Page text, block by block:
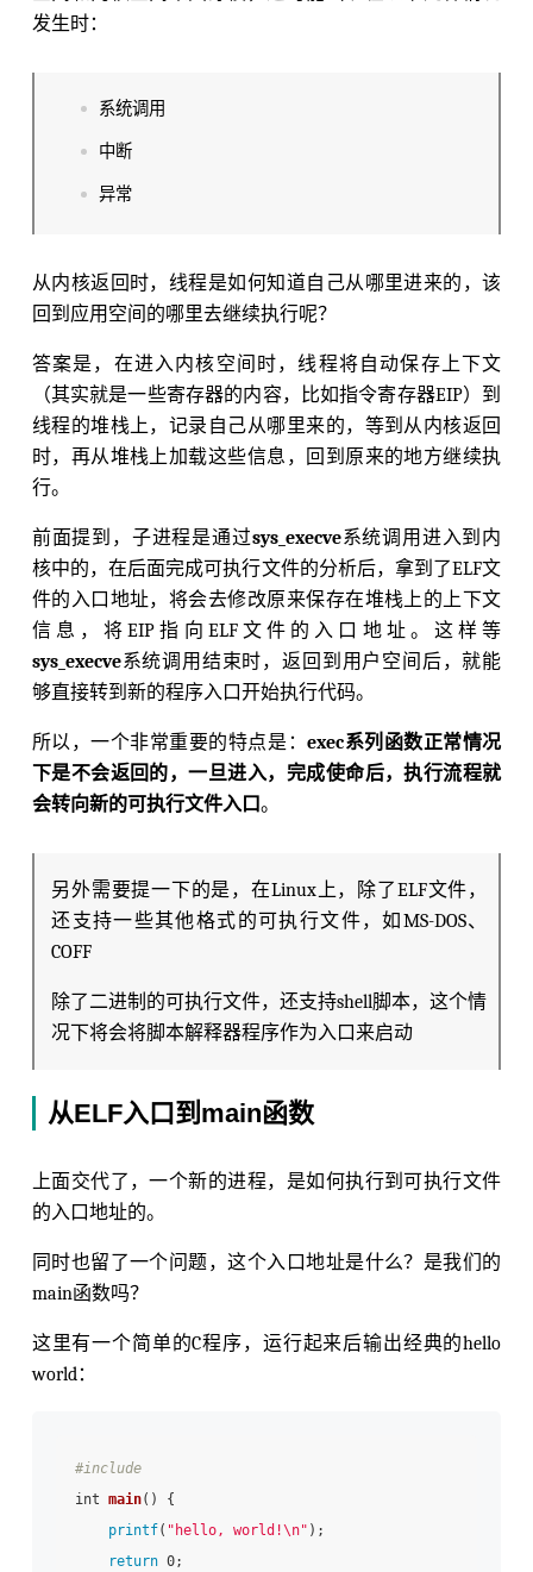
发生时：
系统调用
中断
异常
从内核返回时，线程是如何知道自己从哪里进来的，该
回到应用空间的哪里去继续执行呢？
答案是，在进入内核空间时，线程将自动保存上下文
（其实就是一些寄存器的内容，比如指令寄存器EIP）到
线程的堆栈上，记录自己从哪里来的，等到从内核返回
时，再从堆栈上加载这些信息，回到原来的地方继续执
行。
前面提到，子进程是通过sys_execve系统调用进入到内
核中的，在后面完成可执行文件的分析后，拿到了ELF文
件的入口地址，将会去修改原来保存在堆栈上的上下文
信息，将EIP指向ELF文件的入口地址。这样等
sys_execve系统调用结束时，返回到用户空间后，就能
够直接转到新的程序入口开始执行代码。
所以，一个非常重要的特点是：exec系列函数正常情况
下是不会返回的，一旦进入，完成使命后，执行流程就
会转向新的可执行文件入口。
另外需要提一下的是，在Linux上，除了ELF文件，
还支持一些其他格式的可执行文件，如MS-DOS、
COFF
除了二进制的可执行文件，还支持shell脚本，这个情
况下将会将脚本解释器程序作为入口来启动
从ELF入口到main函数
上面交代了，一个新的进程，是如何执行到可执行文件
的入口地址的。
同时也留了一个问题，这个入口地址是什么？是我们的
main函数吗？
这里有一个简单的C程序，运行起来后输出经典的hello
world：
#include
int main() {
printf( "hello, world!\n" );
return 0;